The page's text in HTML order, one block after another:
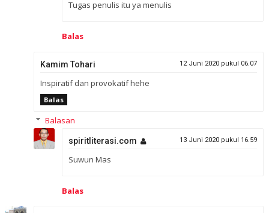
Tugas penulis itu ya menulis
Balas
Kamim Tohari 12 Juni 2020 pukul 06.07
Inspiratif dan provokatif hehe
Balas
Balasan
spiritliterasi.com 13 Juni 2020 pukul 16.59
Suwun Mas
Balas